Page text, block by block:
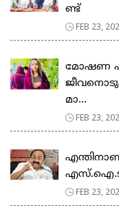
ണ്ട്
FEB 23,
മോഷണ
മാ...
FEB 23,
എസ്.ഐ.ടി
FEB 23,